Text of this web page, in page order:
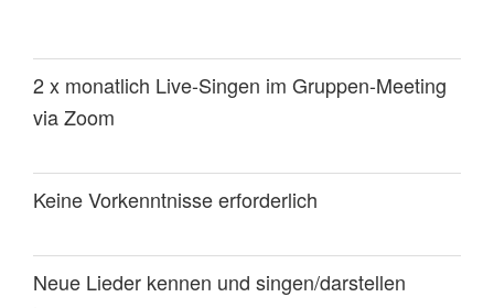
2 x monatlich Live-Singen im Gruppen-Meeting
via Zoom
Keine Vorkenntnisse erforderlich
Neue Lieder kennen und singen/darstellen